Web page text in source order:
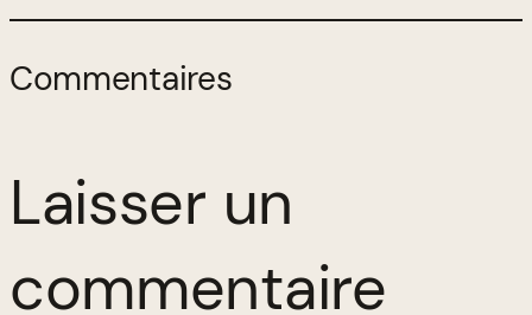
Commentaires
Laisser un
commentaire